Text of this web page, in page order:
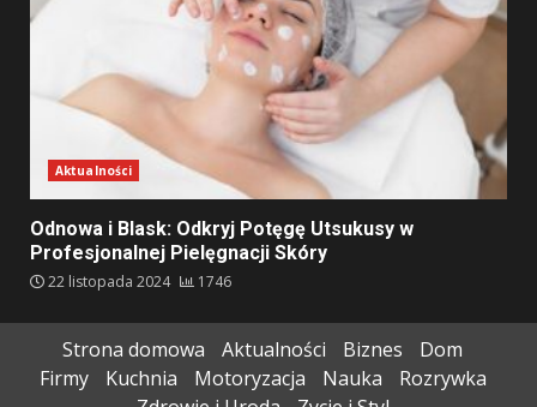
Aktualności
Odnowa i Blask: Odkryj Potęgę Utsukusy w
Profesjonalnej Pielęgnacji Skóry
22 listopada 2024 1746
Strona domowa Aktualności Biznes
Dom
Firmy
Kuchnia Motoryzacja Nauka
Rozrywka